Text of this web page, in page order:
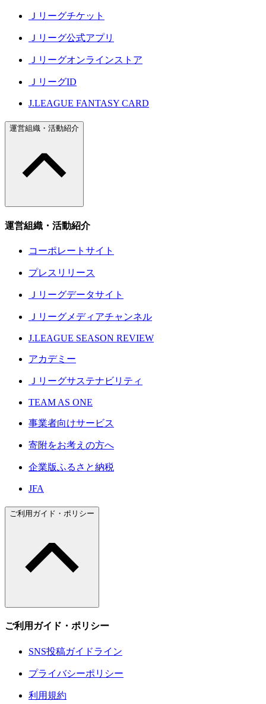
Ｊリーグチケット
Ｊリーグ公式アプリ
Ｊリーグオンラインストア
ＪリーグID
J.LEAGUE FANTASY CARD
運営組織・活動紹介
運営組織・活動紹介
コーポレートサイト
プレスリリース
Ｊリーグデータサイト
Ｊリーグメディアチャンネル
J.LEAGUE SEASON REVIEW
アカデミー
Ｊリーグサステナビリティ
TEAM AS ONE
事業者向けサービス
寄附をお考えの方へ
企業版ふるさと納税
JFA
ご利用ガイド・ポリシー
ご利用ガイド・ポリシー
SNS投稿ガイドライン
プライバシーポリシー
利用規約